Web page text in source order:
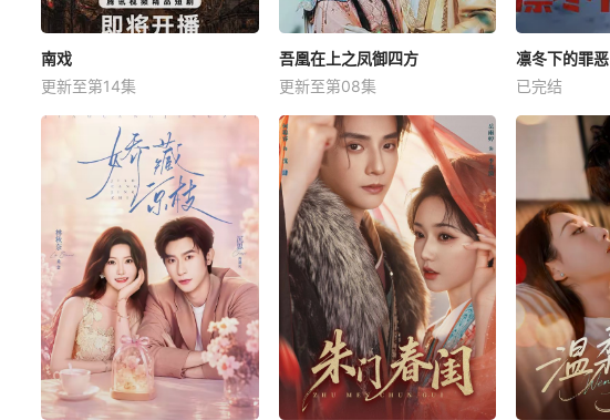
南戏
更新至第14集
吾凰在上之凤御四方
更新至第08集
凛冬下的罪恶
已完结